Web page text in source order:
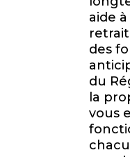
aide
des
du
la
vous